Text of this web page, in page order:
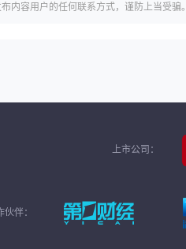
内容用户的任何联系方式，谨防上当受骗。
上市公司：
伙伴：